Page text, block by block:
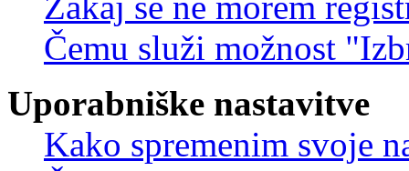
Čemu služi možnost
Uporabniške nastavitve
Kako spremenim svoje